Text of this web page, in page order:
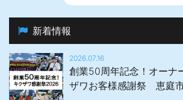
新着情報
2026.07.16
創業50周年記念！オーナ
ザワお客様感謝祭 恵庭